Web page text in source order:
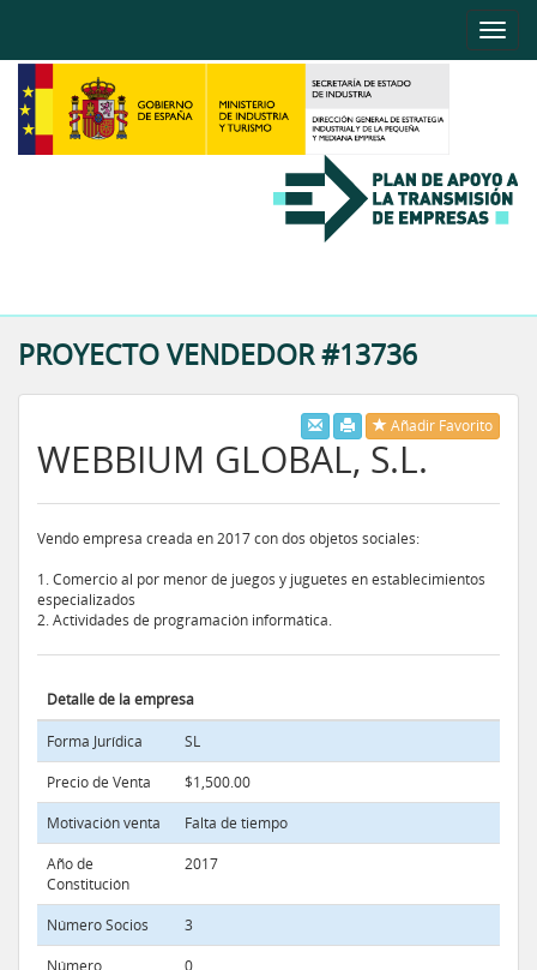
Toggle
PROYECTO VENDEDOR #13736
Añadir Favorito
WEBBIUM GLOBAL, S.L.
Vendo empresa creada en 2017 con dos objetos sociales:
1. Comercio al por menor de juegos y juguetes en establecimientos
especializados
2. Actividades de programación informática.
Detalle de la empresa
Forma Jurídica
SL
Precio de Venta
$1,500.00
Motivación venta
Falta de tiempo
Año de
Constitución
2017
Número Socios
3